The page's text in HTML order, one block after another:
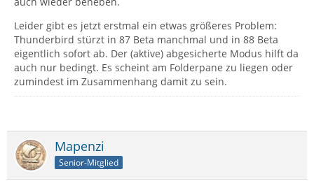
Leider gibt es jetzt erstmal ein etwas größeres Problem:
Thunderbird stürzt in 87 Beta manchmal und in 88 Beta
eigentlich sofort ab. Der (aktive) abgesicherte Modus hilft da
auch nur bedingt. Es scheint am Folderpane zu liegen oder
zumindest im Zusammenhang damit zu sein.
Mapenzi
Senior-Mitglied